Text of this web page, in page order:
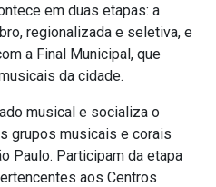
em duas etapas: a
regionalizada e seletiva, e
a Final Municipal, que
da cidade.
musical e socializa o
grupos musicais e corais
Paulo. Participam da etapa
aos Centros